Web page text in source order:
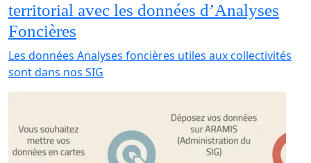
territorial avec les données d’Analyses
Foncières
Les données Analyses foncières utiles aux collectivités
sont dans nos SIG